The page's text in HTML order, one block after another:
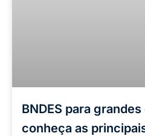
BNDES para
conheça as